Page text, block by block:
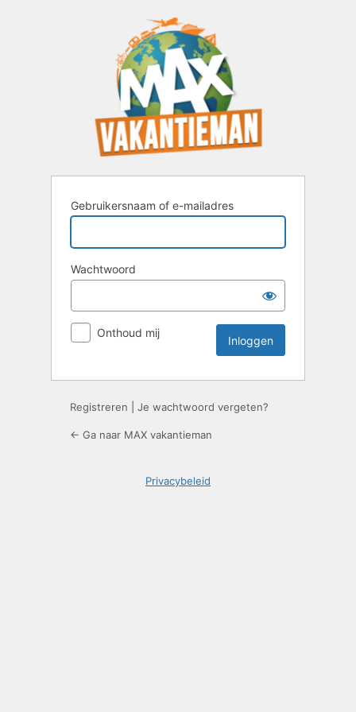
Gebruikersnaam of e-mailadres
Wachtwoord
Onthoud mij
Registreren Je wachtwoord vergeten?
← Ga naar MAX vakantieman
Privacybeleid